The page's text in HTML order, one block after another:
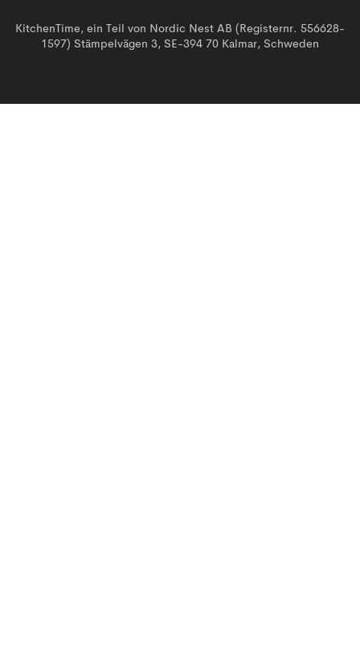
KitchenTime, ein Teil von Nordic Nest AB (Registernr. 556628-
1597) Stämpelvägen 3, SE-394 70 Kalmar, Schweden